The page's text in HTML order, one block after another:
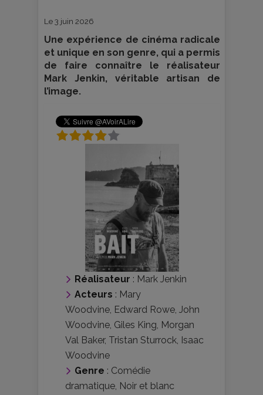
Le 3 juin 2026
Une expérience de cinéma radicale
et unique en son genre, qui a permis
de faire connaître le réalisateur
Mark Jenkin, véritable artisan de
l’image.
Réalisateur : Mark Jenkin
Acteurs : Mary
Woodvine, Edward Rowe, John
Woodvine, Giles King, Morgan
Val Baker, Tristan Sturrock, Isaac
Woodvine
Genre : Comédie
dramatique, Noir et blanc